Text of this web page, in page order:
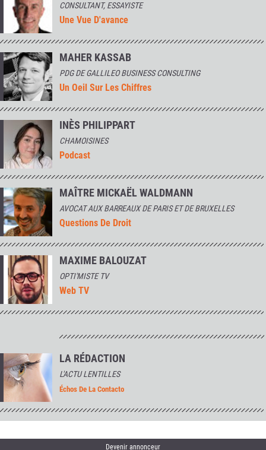
CONSULTANT, ESSAYISTE
Une Vue D'avance
MAHER KASSAB
PDG DE GALLILEO BUSINESS CONSULTING
Un Oeil Sur Les Chiffres
INÈS PHILIPPART
CHAMOISINES
Podcast
MAÎTRE MICKAËL WALDMANN
AVOCAT AUX BARREAUX DE PARIS ET DE BRUXELLES
Questions De Droit
MAXIME BALOUZAT
OPTI'MISTE TV
Web TV
LA RÉDACTION
L'ACTU LENTILLES
Échos De La Contacto
Devenir annonceur